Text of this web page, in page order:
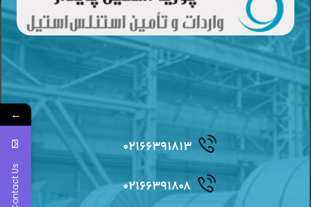
۰۲۱۶۶۳۹۱۸۱۳
۰۲۱۶۶۳۹۱۸۰۸
←
Contact Us